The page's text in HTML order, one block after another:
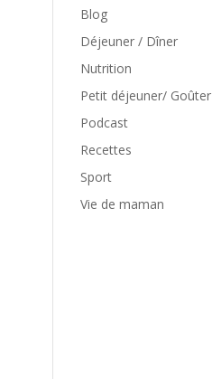
Blog
Déjeuner / Dîner
Nutrition
Petit déjeuner/ Goûter
Podcast
Recettes
Sport
Vie de maman